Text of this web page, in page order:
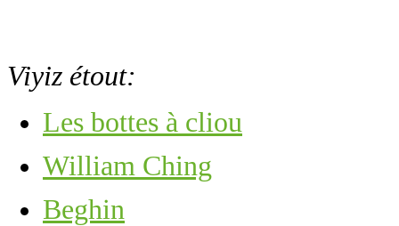
Viyiz étout:
Les bottes à cliou
William Ching
Beghin